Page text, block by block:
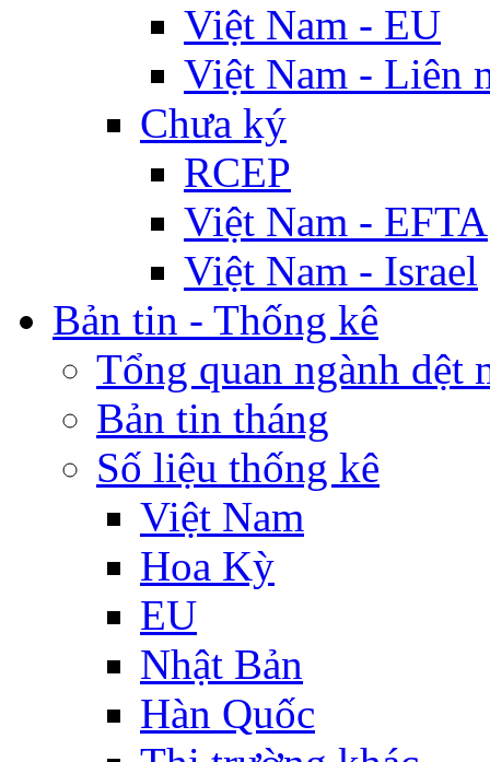
Việt Nam - EU
Việt Nam - Liên
Chưa ký
RCEP
Việt Nam - EFTA
Việt Nam - Israel
Bản tin - Thống kê
Tổng quan ngành dệt
Bản tin tháng
Số liệu thống kê
Việt Nam
Hoa Kỳ
EU
Nhật Bản
Hàn Quốc